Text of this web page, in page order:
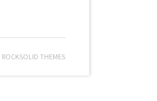
ROCKSOLID THEMES